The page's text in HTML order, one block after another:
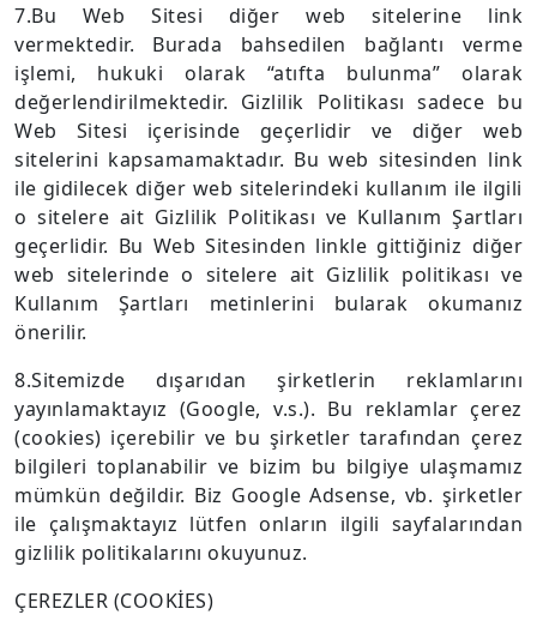
7.Bu Web Sitesi diğer web sitelerine link
vermektedir. Burada bahsedilen bağlantı verme
işlemi, hukuki olarak “atıfta bulunma” olarak
değerlendirilmektedir. Gizlilik Politikası sadece bu
Web Sitesi içerisinde geçerlidir ve diğer web
sitelerini kapsamamaktadır. Bu web sitesinden link
ile gidilecek diğer web sitelerindeki kullanım ile ilgili
o sitelere ait Gizlilik Politikası ve Kullanım Şartları
geçerlidir. Bu Web Sitesinden linkle gittiğiniz diğer
web sitelerinde o sitelere ait Gizlilik politikası ve
Kullanım Şartları metinlerini bularak okumanız
önerilir.
8.Sitemizde dışarıdan şirketlerin reklamlarını
yayınlamaktayız (Google, v.s.). Bu reklamlar çerez
(cookies) içerebilir ve bu şirketler tarafından çerez
bilgileri toplanabilir ve bizim bu bilgiye ulaşmamız
mümkün değildir. Biz Google Adsense, vb. şirketler
ile çalışmaktayız lütfen onların ilgili sayfalarından
gizlilik politikalarını okuyunuz.
ÇEREZLER (COOKİES)